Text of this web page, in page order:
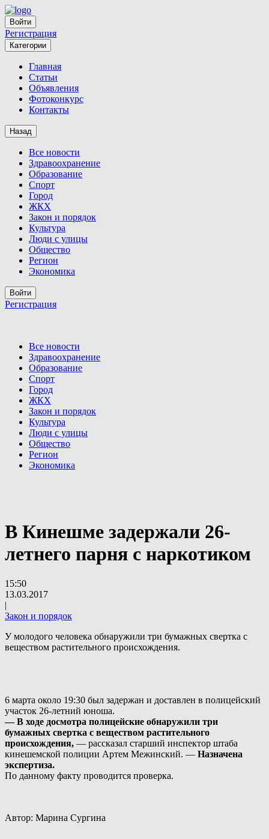
Войти
Регистрация
Категории
Главная
Статьи
Объявления
Фотоконкурс
Контакты
Назад
Все новости
Здравоохранение
Образование
Спорт
Город
ЖКХ
Закон и порядок
Культура
Люди с улицы
Общество
Регион
Экономика
Войти
Регистрация
Все новости
Здравоохранение
Образование
Спорт
Город
ЖКХ
Закон и порядок
Культура
Люди с улицы
Общество
Регион
Экономика
В Кинешме задержали 26-
летнего парня с наркотиком
15:50
13.03.2017
|
Закон и порядок
У молодого человека обнаружили три бумажных свертка с
веществом растительного происхождения.
6 марта около 19:30 был задержан и доставлен в полицейский
участок 26-летний юноша.
— В ходе досмотра полицейские обнаружили три
бумажных свертка с веществом растительного
происхождения, — рассказал старший инспектор штаба
кинешемской полиции Артем Межинский. — Назначена
экспертиза.
По данному факту проводится проверка.
Автор: Марина Сургина